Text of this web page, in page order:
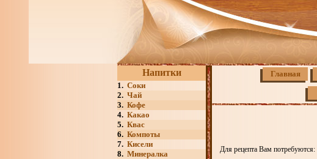
Напитки
1. Соки
2. Чай
3. Кофе
4. Какао
5. Квас
6. Компоты
7. Кисели
8. Минералка
Главная
Для рецепта Вам потребуются: